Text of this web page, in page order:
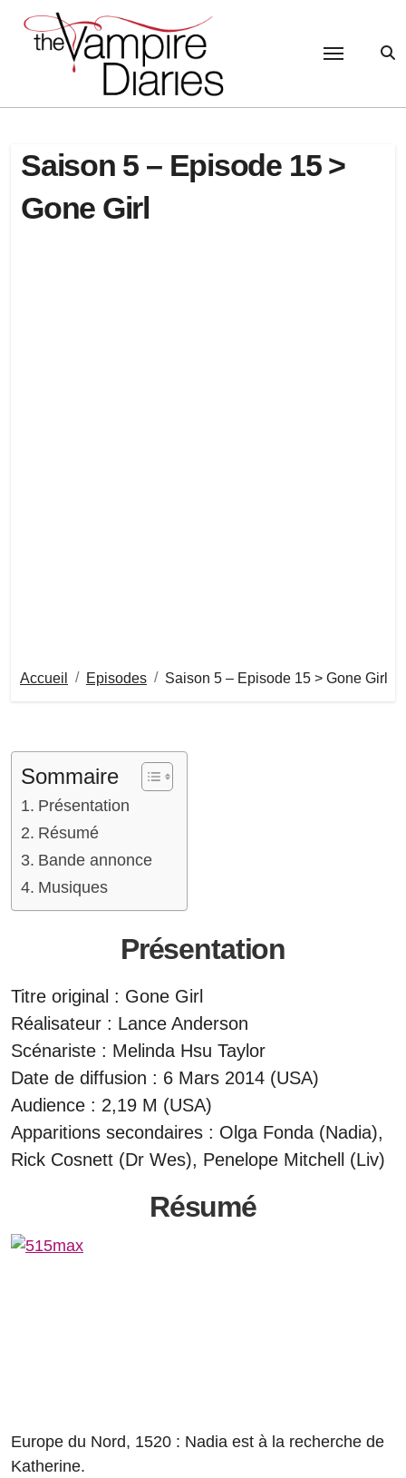
contenu
Saison 5 – Episode 15 >
Gone Girl
Accueil Episodes Saison 5 – Episode 15 > Gone Girl
Sommaire
Présentation
Résumé
Bande annonce
Musiques
Présentation
Titre original : Gone Girl
Réalisateur : Lance Anderson
Scénariste : Melinda Hsu Taylor
Date de diffusion : 6 Mars 2014 (USA)
Audience : 2,19 M (USA)
Apparitions secondaires : Olga Fonda (Nadia),
Rick Cosnett (Dr Wes), Penelope Mitchell (Liv)
Résumé
Europe du Nord, 1520 : Nadia est à la recherche de
Katherine.